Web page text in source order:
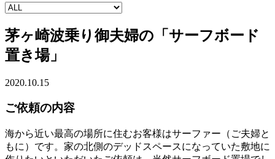
茅ヶ崎波乗り御夫婦の「サーフボード
置き場」
2020.10.15
ご依頼の内容
海から近い最高の場所に住むお客様はサーファー（ご夫婦と
もに）です。家の北側のデッドスペースになっていた敷地に